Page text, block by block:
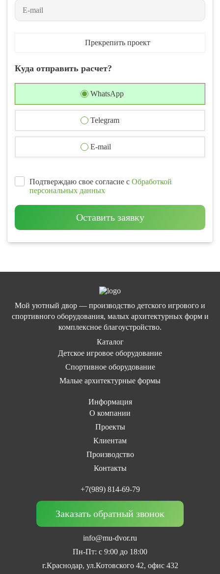
Прекрепить проект
Куда отправить расчет?
WhatsApp
Telegram
E-mail
Подтверждаю свое согласие с Обработкой
персональных данных
Оставить заявку
Мой уютный двор — производство детского игрового и
спортивного оборудования, малых архитектурных форм и
комплексное благоустройство.
Каталог
Детское игровое оборудование
Спортивное оборудование
Малые архитектурные формы
Информация
О компании
Проекты
Клиентам
Производство
Контакты
+7(989) 814-69-79
Заказать обратный звонок
info@mu-dvor.ru
Пн-Пт: с 9:00 до 18:00
г.Краснодар, ул.Котовского 42, офис 432